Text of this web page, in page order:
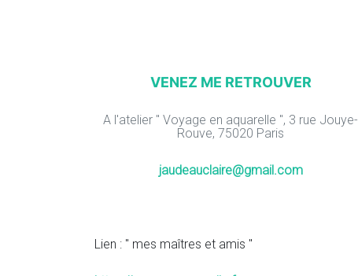
VENEZ ME RETROUVER
A l'atelier " Voyage en aquarelle ", 3 rue Jouye-
Rouve, 75020 Paris
jaudeauclaire@gmail.com
Lien : " mes maîtres et amis "